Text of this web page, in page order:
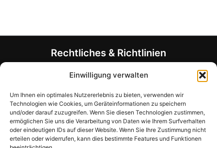
Einwilligung verwalten
Um Ihnen ein optimales Nutzererlebnis zu bieten, verwenden wir
Technologien wie Cookies, um Geräteinformationen zu speichern
und/oder darauf zuzugreifen. Wenn Sie diesen Technologien zustimmen,
ermöglichen Sie uns die Verarbeitung von Daten wie Ihrem Surfverhalten
oder eindeutigen IDs auf dieser Website. Wenn Sie Ihre Zustimmung nicht
erteilen oder widerrufen, kann dies bestimmte Features und Funktionen
Rechtliches & Richtlinien
Allgemeine Geschäftsbedingungen (AGB)
Rückerstattungsrichtlinie
Allergen- und Ernährungshinweis
Unternehmensinformationen
Haben Sie Fragen?